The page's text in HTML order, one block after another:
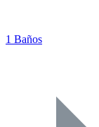
1 Baños